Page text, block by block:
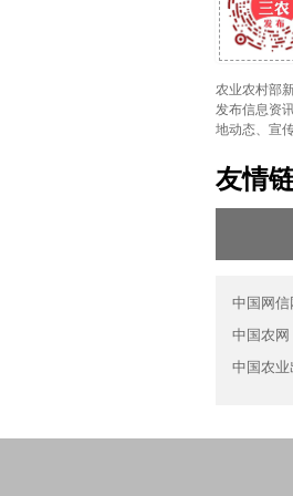
农业农村部
发布信息资
地动态、宣
友情
中国网信
中国农网
中国农业